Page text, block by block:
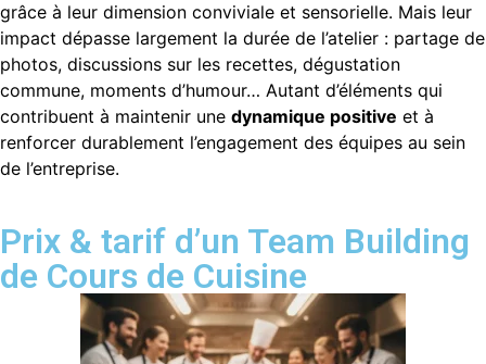
grâce à leur dimension conviviale et sensorielle. Mais leur
impact dépasse largement la durée de l’atelier : partage de
photos, discussions sur les recettes, dégustation
commune, moments d’humour… Autant d’éléments qui
contribuent à maintenir une dynamique positive et à
renforcer durablement l’engagement des équipes au sein
de l’entreprise.
Prix & tarif d’un Team Building
de Cours de Cuisine